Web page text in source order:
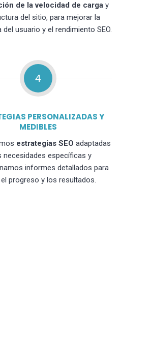
de la velocidad de carga y
del sitio, para mejorar la
del usuario y el rendimiento SEO.
4
PERSONALIZADAS Y
MEDIBLES
estrategias SEO adaptadas
necesidades específicas y
informes detallados para
progreso y los resultados.